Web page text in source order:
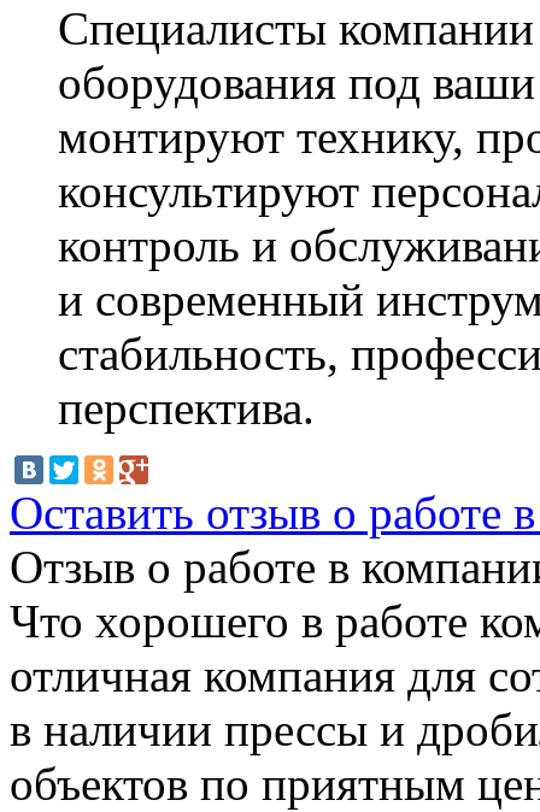
Специалисты
оборудования под
монтируют технику,
консультируют
контроль и
и современный
стабильность,
перспектива.
Оставить отзыв о работе
Отзыв о работе в
Что хорошего в работе
отличная компания для
в наличии прессы и
объектов по приятным